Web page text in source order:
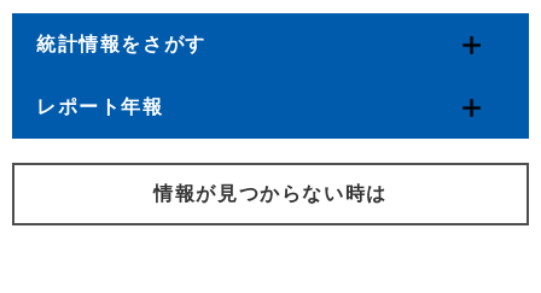
統計情報をさがす
レポート年報
情報が見つからない時は